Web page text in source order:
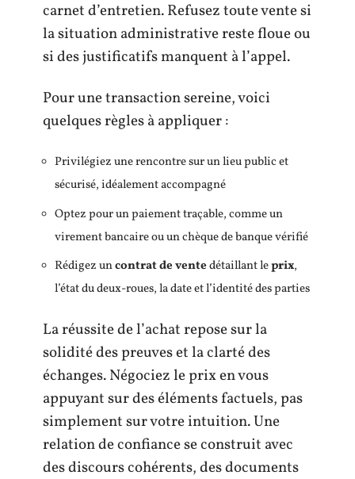
carnet d’entretien. Refusez toute vente si
la situation administrative reste floue ou
si des justificatifs manquent à l’appel.
Pour une transaction sereine, voici
quelques règles à appliquer :
Privilégiez une rencontre sur un lieu public et
sécurisé, idéalement accompagné
Optez pour un paiement traçable, comme un
virement bancaire ou un chèque de banque vérifié
Rédigez uncontrat de ventedétaillant leprix,
l’état du deux-roues, la date et l’identité des parties
La réussite de l’achat repose sur la
solidité des preuves et la clarté des
échanges. Négociez le prix en vous
appuyant sur des éléments factuels, pas
simplement sur votre intuition. Une
relation de confiance se construit avec
des discours cohérents, des documents